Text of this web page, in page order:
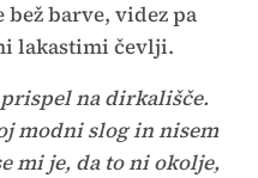
barve, videz pa
lakastimi čevlji.
na dirkališče.
modni slog in nisem
mi je, da to ni okolje,